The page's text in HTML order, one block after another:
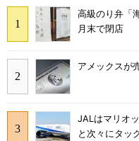
高級のり弁「
月末で閉店
アメックスが
JALはマリオ
と次々にタッ